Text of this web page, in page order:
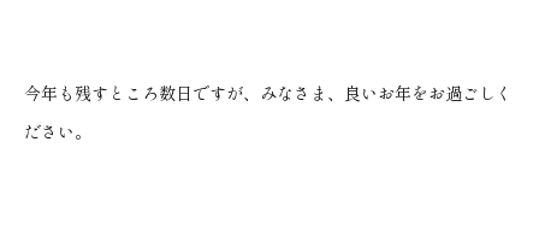
今年も残すところ数日ですが、みなさま、良いお年をお過ごしく
ださい。